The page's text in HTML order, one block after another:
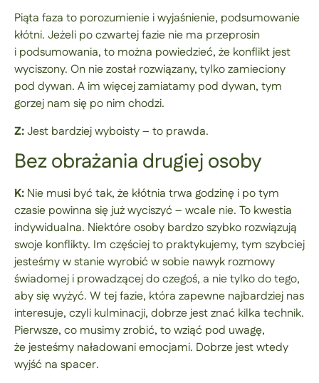
Piąta faza to porozumienie i wyjaśnienie, podsumowanie
kłótni. Jeżeli po czwartej fazie nie ma przeprosin
i podsumowania, to można powiedzieć, że konflikt jest
wyciszony. On nie został rozwiązany, tylko zamieciony
pod dywan. A im więcej zamiatamy pod dywan, tym
gorzej nam się po nim chodzi.
Z:Jest bardziej wyboisty – to prawda.
Bez obrażania drugiej osoby
K: Nie musi być tak, że kłótnia trwa godzinę i po tym
czasie powinna się już wyciszyć – wcale nie. To kwestia
indywidualna. Niektóre osoby bardzo szybko rozwiązują
swoje konflikty. Im częściej to praktykujemy, tym szybciej
jesteśmy w stanie wyrobić w sobie nawyk rozmowy
świadomej i prowadzącej do czegoś, a nie tylko do tego,
aby się wyżyć. W tej fazie, która zapewne najbardziej nas
interesuje, czyli kulminacji, dobrze jest znać kilka technik.
Pierwsze, co musimy zrobić, to wziąć pod uwagę,
że jesteśmy naładowani emocjami. Dobrze jest wtedy
wyjść na spacer.